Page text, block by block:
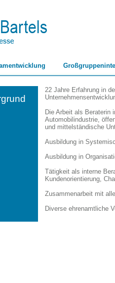
22 Jahre Erfahrung in
Die Arbeit als Beraterin
Automobilindustrie,
und mittelständische
Ausbildung in
Ausbildung in
Tätigkeit als interne
Kundenorientierung,
Zusammenarbeit mit
Diverse ehrenamtliche